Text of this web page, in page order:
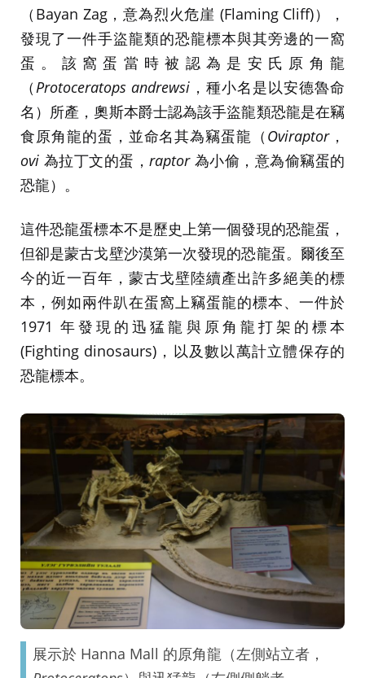
（Bayan Zag，意為烈火危崖 (Flaming Cliff)），
發現了一件手盜龍類的恐龍標本與其旁邊的一窩
蛋。該窩蛋當時被認為是安氏原角龍
（Protoceratops andrewsi ，種小名是以安德魯命
名）所產，奧斯本爵士認為該手盜龍類恐龍是在竊
食原角龍的蛋，並命名其為竊蛋龍（ Oviraptor，
ovi 為拉丁文的蛋， raptor為小偷，意為偷竊蛋的
恐龍）。
這件恐龍蛋標本不是歷史上第一個發現的恐龍蛋，
但卻是蒙古戈壁沙漠第一次發現的恐龍蛋。爾後至
今的近一百年，蒙古戈壁陸續產出許多絕美的標
本，例如兩件趴在蛋窩上竊蛋龍的標本、一件於
1971 年發現的迅猛龍與原角龍打架的標本
(Fighting dinosaurs)，以及數以萬計立體保存的
恐龍標本。
展示於 Hanna Mall 的原角龍（左側站立者，